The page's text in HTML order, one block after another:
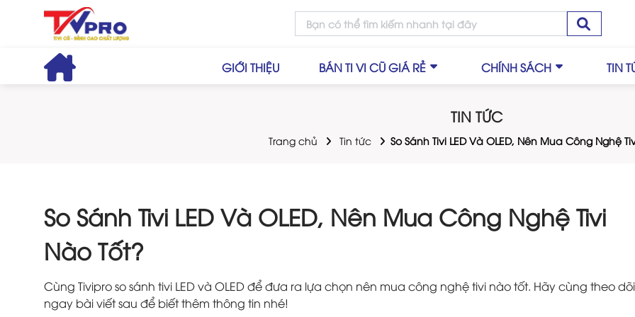
GIỚI THIỆU BÁN TI VI CŨ GIÁ RẺ CHÍNH SÁCH TIN
TIN TỨC
Trang chủ Tin tức So Sánh Tivi LED Và OLED, Nên Mua Công Nghệ
So Sánh Tivi LED Và OLED, Nên Mua Công Nghệ Tivi
Nào Tốt?
Cùng Tivipro so sánh tivi LED và OLED để đưa ra lựa chọn nên mua công nghệ tivi nào tốt. Hãy cùng theo dõi
ngay bài viết sau để biết thêm thông tin nhé!